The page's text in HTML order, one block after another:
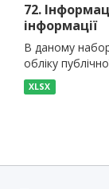
72.
інформації
В даному
обліку
XLSX